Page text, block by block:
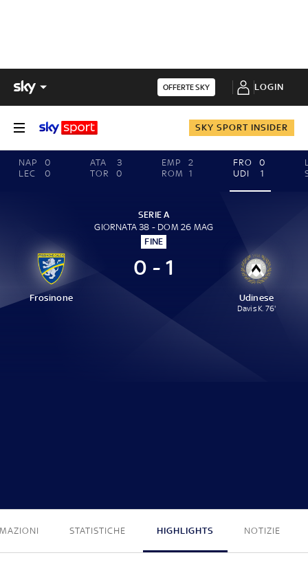
OFFERTE SKY LOGIN
SKY SPORT INSIDER
NAP
0
LEC
0
ATA
3
TOR
0
EMP
2
ROM
1
FRO
0
UDI
1
SERIE A
GIORNATA 38 - DOM 26 MAG
FINE
Frosinone
0 - 1
Udinese
Davis K. 76'
STATISTICHE HIGHLIGHTS NOTIZIE